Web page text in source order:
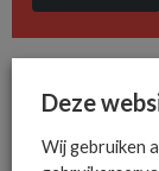
Deze
Wij gebruiken